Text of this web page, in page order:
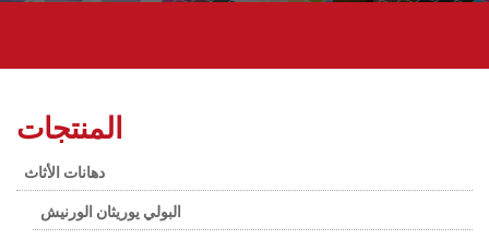
المنتجات
دهانات الأثاث
البولي يوريثان الورنيش